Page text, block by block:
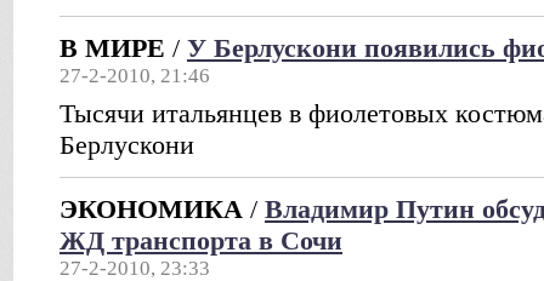
В МИРЕ / У Берлускони появились
27-2-2010, 21:46
Тысячи итальянцев в фиолетовых
Берлускони
ЭКОНОМИКА / Владимир Путин
ЖД транспорта в Сочи
27-2-2010, 23:33